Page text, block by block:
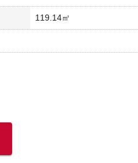
119.14㎡